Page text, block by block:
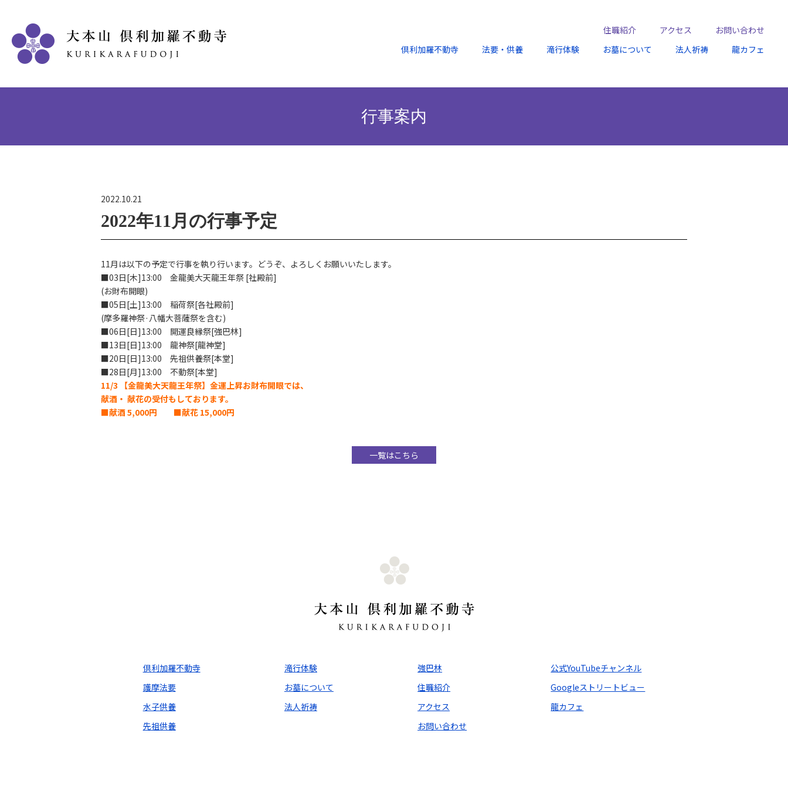
住職紹介 アクセス
お問い合わせ
倶利加羅不動寺
法要・供養 滝行体験 お墓について 法人祈祷 龍カフェ
行事案内
2022.10.21
2022年11月の行事予定
11月は以下の予定で行事を執り行います。どうぞ、よろしくお願いいたします。
■03日[木]13:00 金龍美大天龍王年祭 [社殿前]
(お財布開眼)
■05日[土]13:00 稲荷祭[各社殿前]
(摩多羅神祭·八幡大菩薩祭を含む)
■06日[日]13:00 開運良縁祭[強巴林]
■13日[日]13:00 龍神祭[龍神堂]
■20日[日]13:00 先祖供養祭[本堂]
■28日[月]13:00 不動祭[本堂]
11/3 【金龍美大天龍王年祭】金運上昇お財布開眼では、
献酒・ 献花の受付もしております。
■献酒 5,000円 ■献花 15,000円
一覧はこちら
倶利加羅不動寺
護摩法要
水子供養
先祖供養
滝行体験
お墓について
法人祈祷
強巴林
住職紹介
アクセス
お問い合わせ
公式YouTubeチャンネル
Googleストリートビュー
龍カフェ